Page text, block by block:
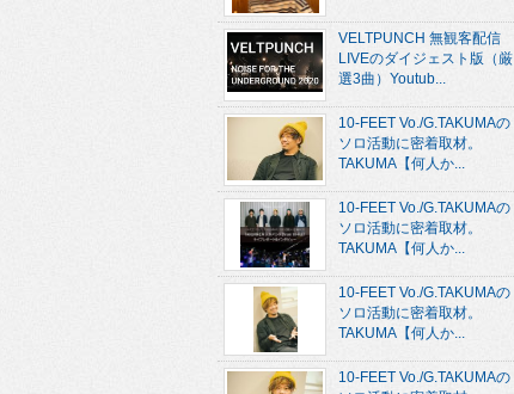
VELTPUNCH 無観客配信
LIVEのダイジェスト版（厳
選3曲）Youtub...
10-FEET Vo./G.TAKUMAの
ソロ活動に密着取材。
TAKUMA【何人か...
10-FEET Vo./G.TAKUMAの
ソロ活動に密着取材。
TAKUMA【何人か...
10-FEET Vo./G.TAKUMAの
ソロ活動に密着取材。
TAKUMA【何人か...
10-FEET Vo./G.TAKUMAの